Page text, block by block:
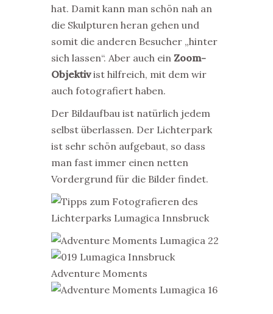
hat. Damit kann man schön nah an
die Skulpturen heran gehen und
somit die anderen Besucher „hinter
sich lassen“. Aber auch ein Zoom-
Objektivist hilfreich, mit dem wir
auch fotografiert haben.
Der Bildaufbau ist natürlich jedem
selbst überlassen. Der Lichterpark
ist sehr schön aufgebaut, so dass
man fast immer einen netten
Vordergrund für die Bilder findet.